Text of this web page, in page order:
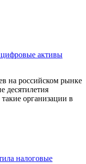
цифровые активы
на российском рынке
десятилетия
организации в
налоговые